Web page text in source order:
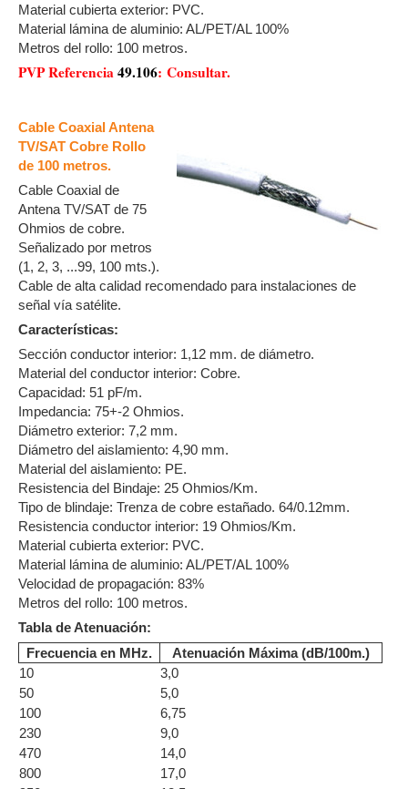
Material cubierta exterior: PVC.
Material lámina de aluminio: AL/PET/AL 100%
Metros del rollo: 100 metros.
PVP Referencia49.106: Consultar.
Cable Coaxial Antena
TV/SAT Cobre Rollo
de 100 metros.
Cable Coaxial de
Antena TV/SAT de 75
Ohmios de cobre.
Señalizado por metros
(1, 2, 3, ...99, 100 mts.).
Cable de alta calidad recomendado para instalaciones de
señal vía satélite.
Características:
Sección conductor interior: 1,12 mm. de diámetro.
Material del conductor interior: Cobre.
Capacidad: 51 pF/m.
Impedancia: 75+-2 Ohmios.
Diámetro exterior: 7,2 mm.
Diámetro del aislamiento: 4,90 mm.
Material del aislamiento: PE.
Resistencia del Bindaje: 25 Ohmios/Km.
Tipo de blindaje: Trenza de cobre estañado. 64/0.12mm.
Resistencia conductor interior: 19 Ohmios/Km.
Material cubierta exterior: PVC.
Material lámina de aluminio: AL/PET/AL 100%
Velocidad de propagación: 83%
Metros del rollo: 100 metros.
Tabla de Atenuación:
Frecuencia en MHz.
Atenuación Máxima (dB/100m.)
10
3,0
50
5,0
100
6,75
230
9,0
470
14,0
800
17,0